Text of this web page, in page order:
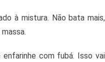
à mistura. Não bata
com fubá. Isso